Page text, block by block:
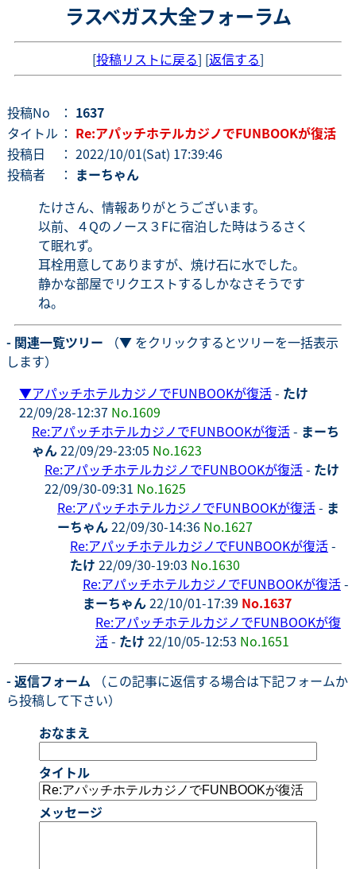
ラスベガス大全フォーラム
[投稿リストに戻る] [返信する]
投稿No ： 1637
タイトル ： Re:アパッチホテルカジノでFUNBOOKが復活
投稿日
： 2022/10/01(Sat) 17:39:46
投稿者
： まーちゃん
たけさん、情報ありがとうございます。
以前、４Qのノース３Fに宿泊した時はうるさく
て眠れず。
耳栓用意してありますが、焼け石に水でした。
静かな部屋でリクエストするしかなさそうです
ね。
- 関連一覧ツリー （▼ をクリックするとツリーを一括表示
します）
▼アパッチホテルカジノでFUNBOOKが復活- たけ
22/09/28-12:37 No.1609
Re:アパッチホテルカジノでFUNBOOKが復活- まーち
ゃん22/09/29-23:05 No.1623
Re:アパッチホテルカジノでFUNBOOKが復活- たけ
22/09/30-09:31 No.1625
Re:アパッチホテルカジノでFUNBOOKが復活- ま
ーちゃん22/09/30-14:36 No.1627
Re:アパッチホテルカジノでFUNBOOKが復活-
たけ 22/09/30-19:03 No.1630
Re:アパッチホテルカジノでFUNBOOKが復活-
まーちゃん22/10/01-17:39 No.1637
Re:アパッチホテルカジノでFUNBOOKが復
活- たけ 22/10/05-12:53 No.1651
- 返信フォーム （この記事に返信する場合は下記フォームか
ら投稿して下さい）
おなまえ
タイトル
メッセージ